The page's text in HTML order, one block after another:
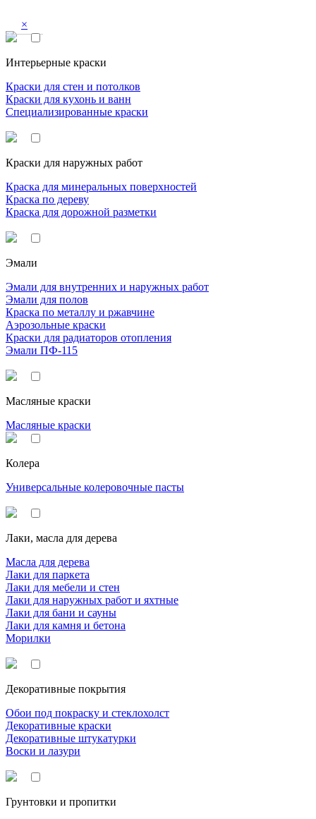
×
Интерьерные краски
Краски для стен и потолков
Краски для кухонь и ванн
Специализированные краски
Краски для наружных работ
Краска для минеральных поверхностей
Краска по дереву
Краска для дорожной разметки
Эмали
Эмали для внутренних и наружных работ
Эмали для полов
Краска по металлу и ржавчине
Аэрозольные краски
Краски для радиаторов отопления
Эмали ПФ-115
Масляные краски
Масляные краски
Колера
Универсальные колеровочные пасты
Лаки, масла для дерева
Масла для дерева
Лаки для паркета
Лаки для мебели и стен
Лаки для наружных работ и яхтные
Лаки для бани и сауны
Лаки для камня и бетона
Морилки
Декоративные покрытия
Обои под покраску и стеклохолст
Декоративные краски
Декоративные штукатурки
Воски и лазури
Грунтовки и пропитки